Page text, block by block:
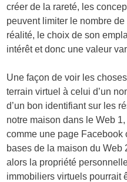
créer de la rareté, les
peuvent limiter le nombre
réalité, le choix de son
intérêt et donc une valeur
Une façon de voir les
terrain virtuel à celui d’un
d’un bon identifiant sur les
notre maison dans le Web
comme une page Facebook
bases de la maison du Web
alors la propriété
immobiliers virtuels pourrait